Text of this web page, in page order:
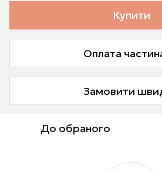
Купити
Оплата
Замовити
До обраного